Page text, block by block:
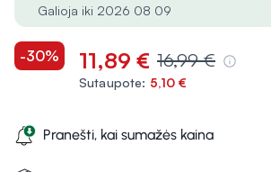
Galioja iki 2026 08 09
-30% 11,89 € 16,99 €
Sutaupote: 5,10 €
Pranešti, kai sumažės kaina